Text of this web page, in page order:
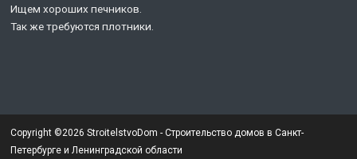
Ищем хороших печников.
Так же требуются плотники.
Copyright ©2026 StroitelstvoDom - Строительство домов в Санкт-
Петербурге и Ленинградской области